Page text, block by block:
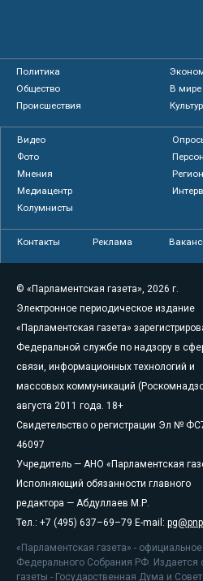
Политика
Общество
В мире
Происшествия
Видео
Фото
Мнения
Медиацентр
Колумнисты
Контакты Реклама
© «Парламентская газета», 2026 г.
Электронное периодическое издание
«Парламентская газета»
Федеральной службе по надзору в
связи, информационных технологий и
массовых коммуникаций
августа 2011 года. 18+
Свидетельство о регистрации Эл №
46097
Учредитель — АНО «Парламентская
Исполняющий обязанности главного
редактора — Абдуллаев М.Р.
Тел.: +7 (495) 637–69–79 E-mail:
«Парламентская газета» -
Федерального Собрания РФ. Издается
газеты - Государственная Дума и